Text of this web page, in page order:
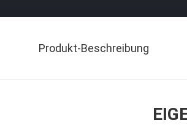
Produkt-Beschreibung